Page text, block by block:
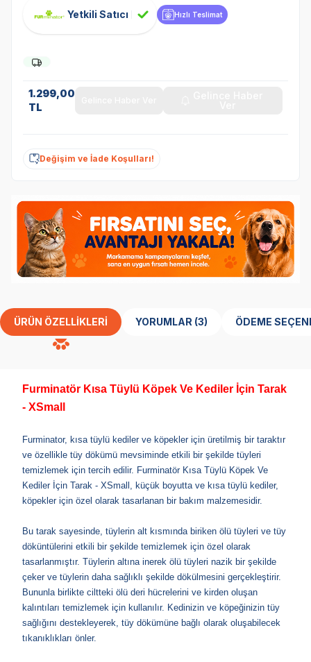
Yetkili Satıcı Hızlı Teslimat
1.299,00
TL
Değişim ve İade Koşulları!
ÜRÜN ÖZELLIKLERI YORUMLAR (3) ÖDEME
Furminatör Kısa Tüylü Köpek Ve Kediler İçin Tarak
- XSmall
Furminator, kısa tüylü kediler ve köpekler için üretilmiş bir taraktır
ve özellikle tüy dökümü mevsiminde etkili bir şekilde tüyleri
temizlemek için tercih edilir. Furminatör Kısa Tüylü Köpek Ve
Kediler İçin Tarak - XSmall, küçük boyutta ve kısa tüylü kediler,
köpekler için özel olarak tasarlanan bir bakım malzemesidir.
Bu tarak sayesinde, tüylerin alt kısmında biriken ölü tüyleri ve tüy
döküntülerini etkili bir şekilde temizlemek için özel olarak
tasarlanmıştır. Tüylerin altına inerek ölü tüyleri nazik bir şekilde
çeker ve tüylerin daha sağlıklı şekilde dökülmesini gerçekleştirir.
Bununla birlikte ciltteki ölü deri hücrelerini ve kirden oluşan
kalıntıları temizlemek için kullanılır. Kedinizin ve köpeğinizin tüy
sağlığını destekleyerek, tüy dökümüne bağlı olarak oluşabilecek
tıkanıklıkları önler.